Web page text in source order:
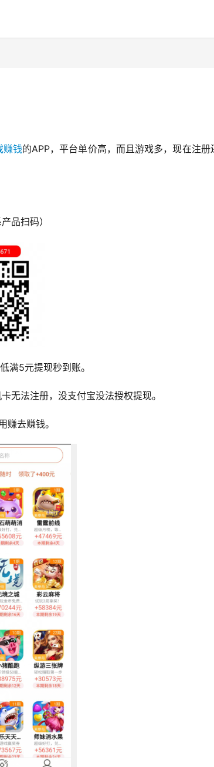
赚钱的APP，平台单价高，而且游戏多，现在注册
品扫码）
满5元提现秒到账。
无法注册，没支付宝没法授权提现。
去赚钱。